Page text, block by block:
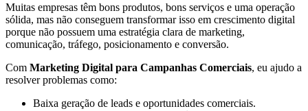
Muitas empresas têm bons produtos, bons serviços e uma operação
sólida, mas não conseguem transformar isso em crescimento digital
porque não possuem uma estratégia clara de marketing,
comunicação, tráfego, posicionamento e conversão.
Com Marketing Digital para Campanhas Comerciais, eu ajudo a
resolver problemas como:
Baixa geração de leads e oportunidades comerciais.